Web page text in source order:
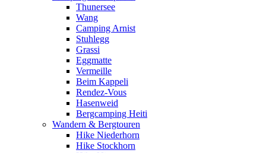
Thunersee
Wang
Camping Arnist
Stuhlegg
Grassi
Eggmatte
Vermeille
Beim Kappeli
Rendez-Vous
Hasenweid
Bergcamping Heiti
Wandern & Bergtouren
Hike Niederhorn
Hike Stockhorn